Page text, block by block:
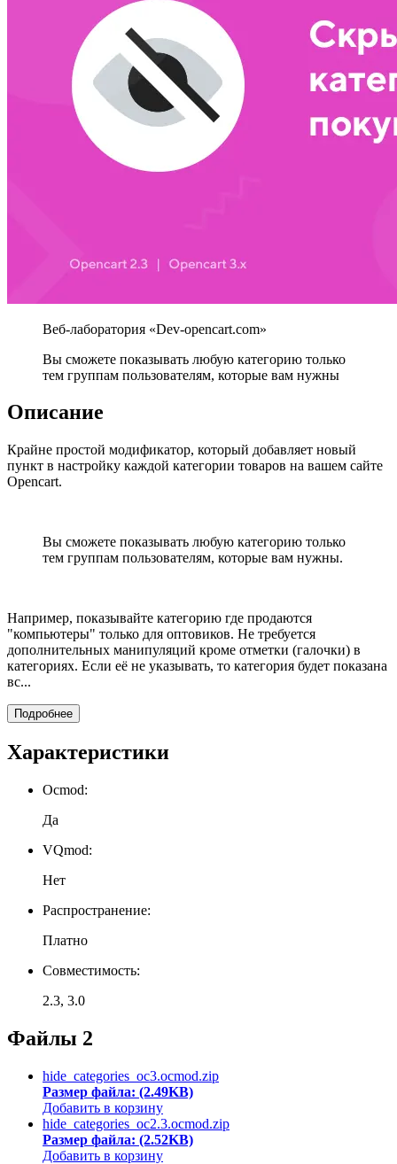
Вы сможете показывать любую категорию только
тем группам пользователям, которые вам нужны
Описание
Крайне простой модификатор, который добавляет новый
пункт в настройку каждой категории товаров на вашем сайте
Opencart.
Вы сможете показывать любую категорию только
тем группам пользователям, которые вам нужны.
Например, показывайте категорию где продаются
"компьютеры" только для оптовиков. Не требуется
дополнительных манипуляций кроме отметки (галочки) в
категориях. Если её не указывать, то категория будет показана
вс...
Подробнее
Характеристики
Ocmod:
Да
VQmod:
Нет
Распространение:
Платно
Совместимость:
2.3, 3.0
Файлы 2
hide_categories_oc3.ocmod.zip
Размер файла: (2.49KB)
Добавить в корзину
hide_categories_oc2.3.ocmod.zip
Размер файла: (2.52KB)
Добавить в корзину